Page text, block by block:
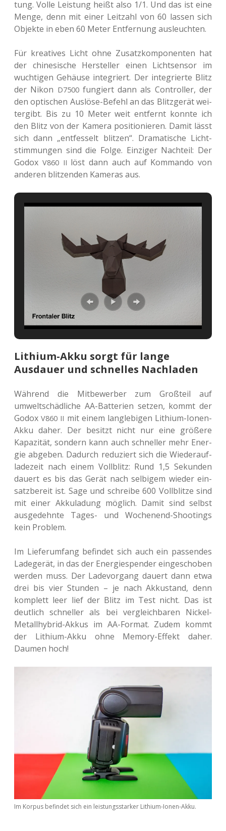
tung. Volle Leis­tung heißt also 1/1. Und das ist eine
Menge, denn mit einer Leit­zahl von 60 lassen sich
Objek­te in eben 60 Meter Ent­fer­nung ausleuchten.
Für krea­ti­ves Licht ohne Zusatz­kom­po­nen­ten hat
der chi­ne­si­sche Her­stel­ler einen Licht­sen­sor im
wuch­ti­gen Gehäu­se inte­griert. Der inte­grier­te Blitz
der Nikon D7500fun­giert dann als Con­trol­ler, der
den opti­schen Aus­lö­se-Befehl an das Blitz­ge­rät wei­
ter­gibt. Bis zu 10 Meter weit ent­fernt konnte ich
den Blitz von der Kamera posi­tio­nie­ren. Damit lässt
sich dann „ent­fes­selt blit­zen“. Dra­ma­ti­sche Licht­
stim­mun­gen sind die Folge. Ein­zi­ger Nach­teil: Der
Godox V860 II löst dann auch auf Kom­man­do von
ande­ren blit­zen­den Kame­ras aus.
Lithium-Akku sorgt für lange
Ausdauer und schnelles Nachladen
Wäh­rend die Mit­be­wer­ber zum Groß­teil auf
umwelt­schäd­li­che AA-Bat­te­rien setzen, kommt der
GodoxV860 II mit einem lang­le­bi­gen Lithi­um-Ionen-
Akku daher. Der besitzt nicht nur eine grö­ße­re
Kapa­zi­tät, son­dern kann auch schnel­ler mehr Ener­
gie abge­ben. Dadurch redu­ziert sich die Wie­der­auf­
la­de­zeit nach einem Voll­blitz: Rund 1,5 Sekun­den
dauert es bis das Gerät nach sel­bi­gem wieder ein­
satz­be­reit ist. Sage und schrei­be 600 Voll­blit­ze sind
mit einer Akku­la­dung mög­lich. Damit sind selbst
aus­ge­dehn­te Tages- und Wochen­end-Shoo­tings
kein Problem.
Im Lie­fer­um­fang befin­det sich auch ein pas­sen­des
Lade­ge­rät, in das der Ener­gie­spen­der ein­ge­scho­ben
werden muss. Der Lade­vor­gang dauert dann etwa
drei bis vier Stun­den – je nach Akku­stand, denn
kom­plett leer lief der Blitz im Test nicht. Das ist
deut­lich schnel­ler als bei ver­gleich­ba­ren Nickel-
Metall­hy­brid-Akkus im AA-Format. Zudem kommt
der Lithi­um-Akku ohne Memory-Effekt daher.
Daumen hoch!
Im Korpus befin­det sich ein leis­tungs­star­ker Lithium-Ionen-Akku.